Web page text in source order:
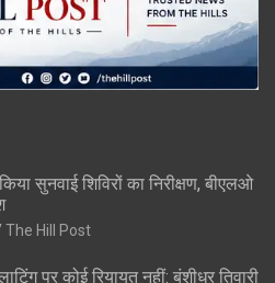
सुनवाई शिविरों का निरीक्षण, बीएलओ
The Hill Post
पर कोई रियायत नहीं: बंशीधर तिवारी